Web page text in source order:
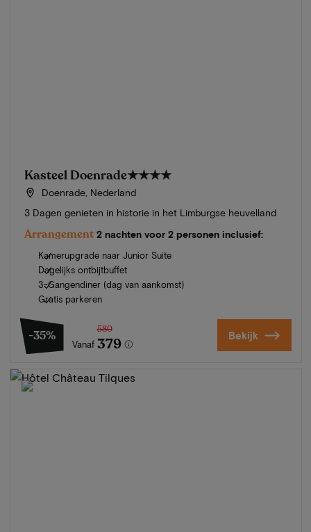
Kasteel Doenrade★★★★
Doenrade, Nederland
3 Dagen genieten in historie in het Limburgse heuvelland
Arrangement 2 nachten voor 2 personen inclusief:
Kamerupgrade naar Junior Suite
Dagelijks ontbijtbuffet
3-Gangendiner (dag van aankomst)
Gratis parkeren
-35%
Vanaf
580
379 Bekijk